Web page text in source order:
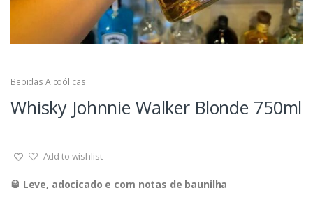
Bebidas Alcoólicas
Whisky Johnnie Walker Blonde 750ml
Add to wishlist
🥃 Leve, adocicado e com notas de baunilha